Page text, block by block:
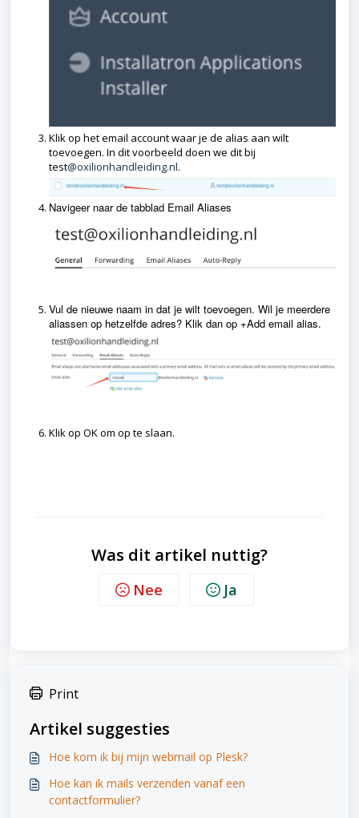
Klik op het email account waar je de alias aan wilt
toevoegen. In dit voorbeeld doen we dit bij
test@oxilionhandleiding.nl.
Navigeer naar de tabblad Email Aliases
Vul de nieuwe naam in dat je wilt toevoegen. Wil je meerdere
aliassen op hetzelfde adres? Klik dan op +Add email alias.
Klik op OK om op te slaan.
Was dit artikel nuttig?
Nee Ja
Print
Artikel suggesties
Hoe kom ik bij mijn webmail op Plesk?
Hoe kan ik mails verzenden vanaf een
contactformulier?